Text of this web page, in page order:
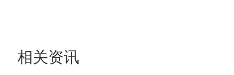
相关资讯